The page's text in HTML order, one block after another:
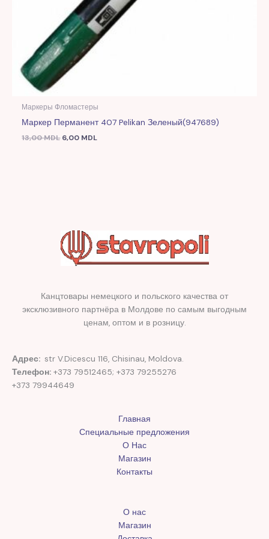
Маркеры Фломастеры
Маркер Перманент 407 Pelikan Зеленый(947689)
13,00MDL 6,00 MDL
Канцтовары немецкого и польского качества от
эксклюзивного партнёра в Молдове по самым выгодным
ценам, оптом и в розницу.
Адрес: str V.Dicescu 116, Chisinau, Moldova.
Телефон: +373 79512465; +373 79255276
+373 79944649
Главная
Специальные предложения
О Нас
Магазин
Контакты
О нас
Магазин